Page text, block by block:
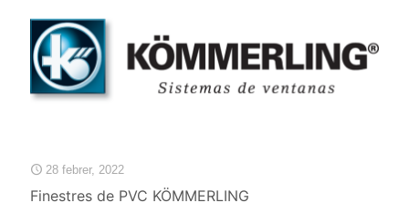
28 febrer, 2022
Finestres de PVC KÖMMERLING